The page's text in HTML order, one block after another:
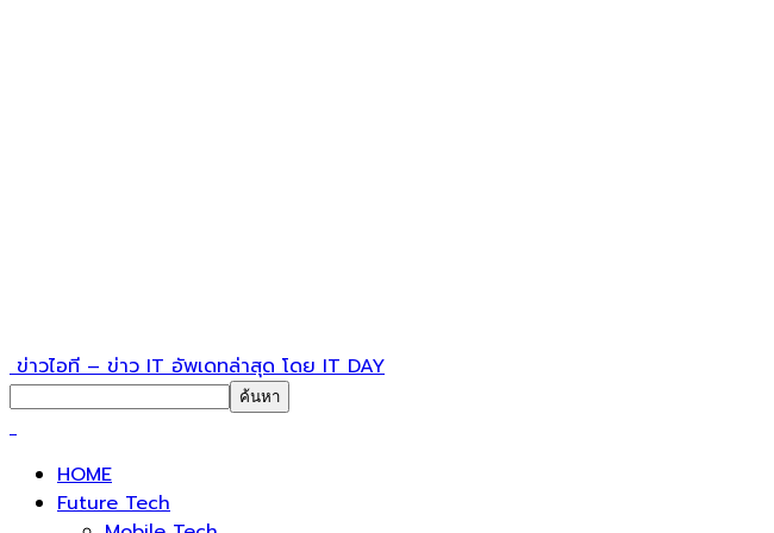
ข่าวไอที – ข่าว IT อัพเดทล่าสุด โดย IT DAY
HOME
Future Tech